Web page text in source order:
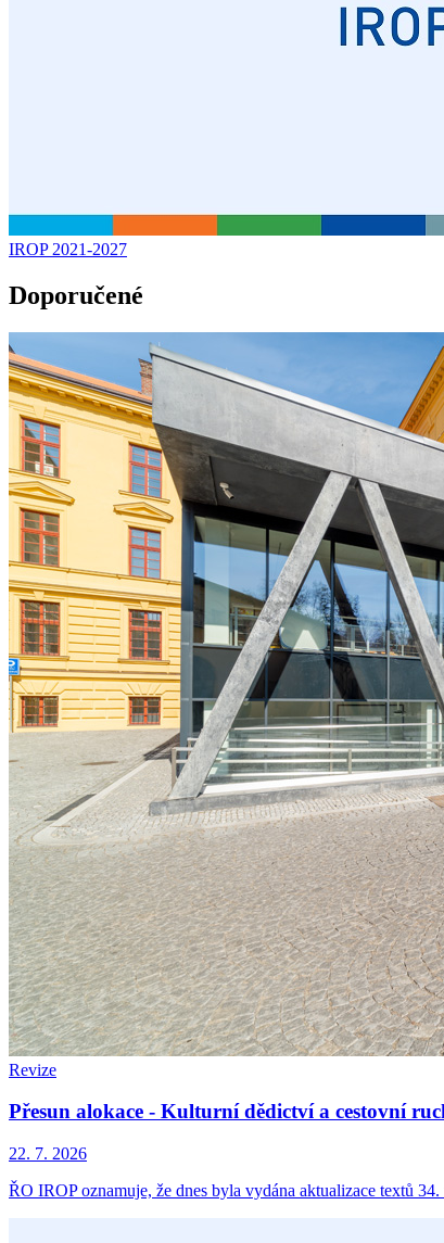
IROP 2021-2027
Doporučené
Revize
Přesun alokace - Kulturní dědictví a cestovní
22. 7. 2026
ŘO IROP oznamuje, že dnes byla vydána aktualizace textů